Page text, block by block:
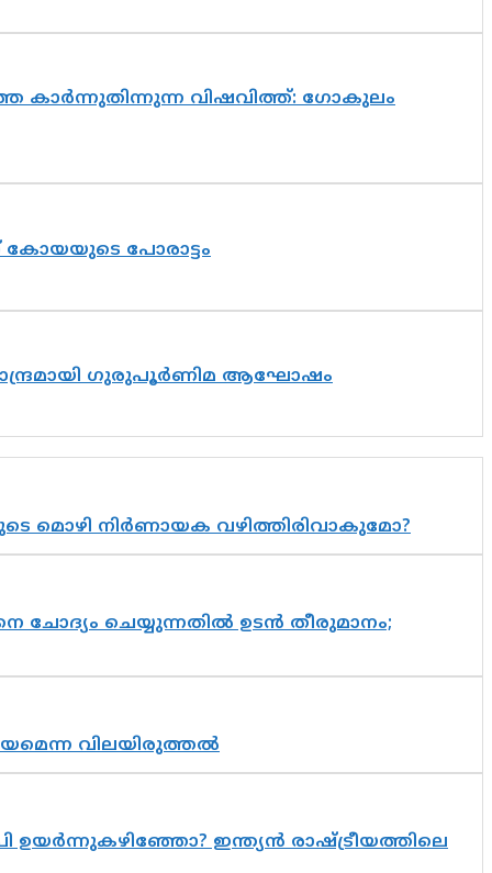
കാർന്നുതിന്നുന്ന വിഷവിത്ത്: ഗോകുലം
കോയയുടെ പോരാട്ടം
ഗുരുപൂർണിമ ആഘോഷം
മൊഴി നിർണായക വഴിത്തിരിവാകുമോ?
ചെയ്യുന്നതിൽ ഉടൻ തീരുമാനം;
വിലയിരുത്തൽ
ഉയർന്നുകഴിഞ്ഞോ? ഇന്ത്യൻ രാഷ്ട്രീയത്തിലെ